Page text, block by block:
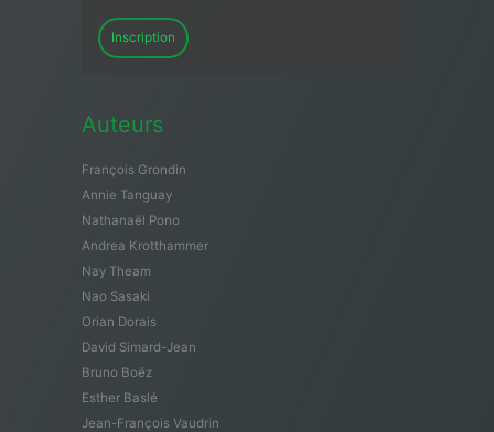
Inscription
Auteurs
François Grondin
Annie Tanguay
Nathanaël Pono
Andrea Krotthammer
Nay Theam
Nao Sasaki
Orian Dorais
David Simard-Jean
Bruno Boëz
Esther Baslé
Jean-François Vaudrin